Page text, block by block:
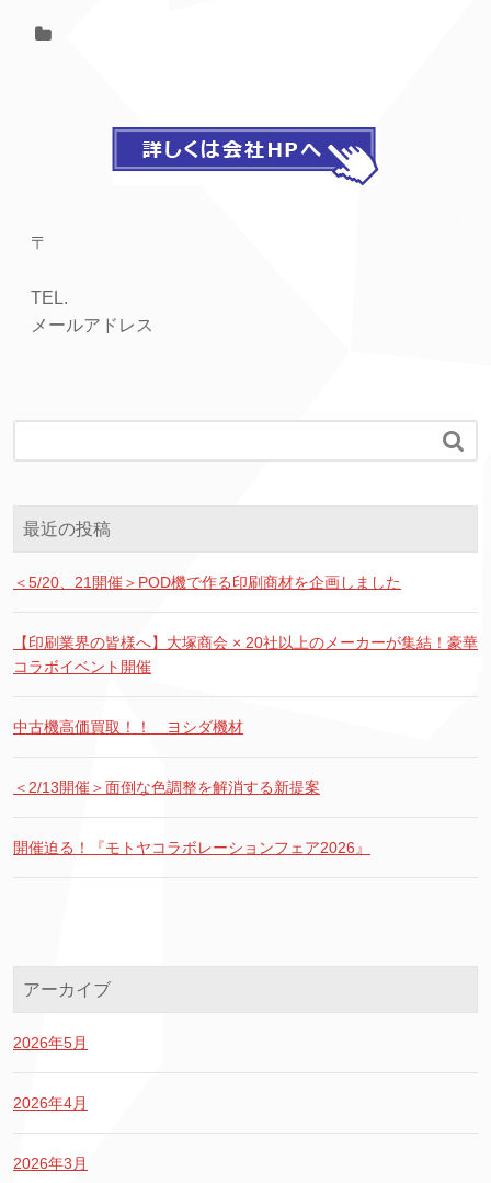
〒
TEL.
メールアドレス

最近の投稿
＜5/20、21開催＞POD機で作る印刷商材を企画しました
【印刷業界の皆様へ】大塚商会 × 20社以上のメーカーが集結！豪華
コラボイベント開催
中古機高価買取！！ ヨシダ機材
＜2/13開催＞面倒な色調整を解消する新提案
開催迫る！『モトヤコラボレーションフェア2026』
アーカイブ
2026年5月
2026年4月
2026年3月